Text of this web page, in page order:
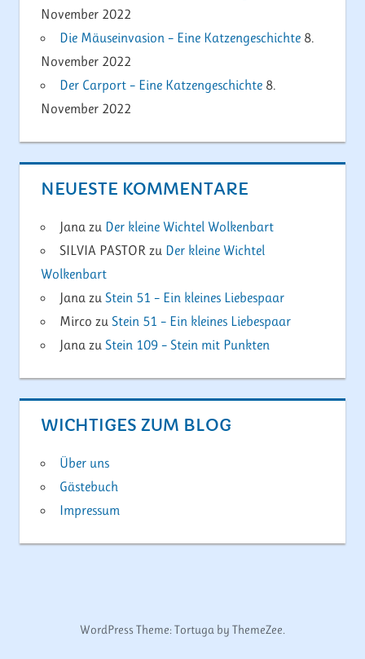
November 2022
Die Mäuseinvasion – Eine Katzengeschichte 8.
November 2022
Der Carport – Eine Katzengeschichte 8.
November 2022
NEUESTE KOMMENTARE
Janazu Der kleine Wichtel Wolkenbart
SILVIA PASTORzu Der kleine Wichtel
Wolkenbart
Janazu Stein 51 – Ein kleines Liebespaar
Mirco zu Stein 51 – Ein kleines Liebespaar
Janazu Stein 109 – Stein mit Punkten
WICHTIGES ZUM BLOG
Über uns
Gästebuch
Impressum
WordPress Theme: Tortuga by ThemeZee.